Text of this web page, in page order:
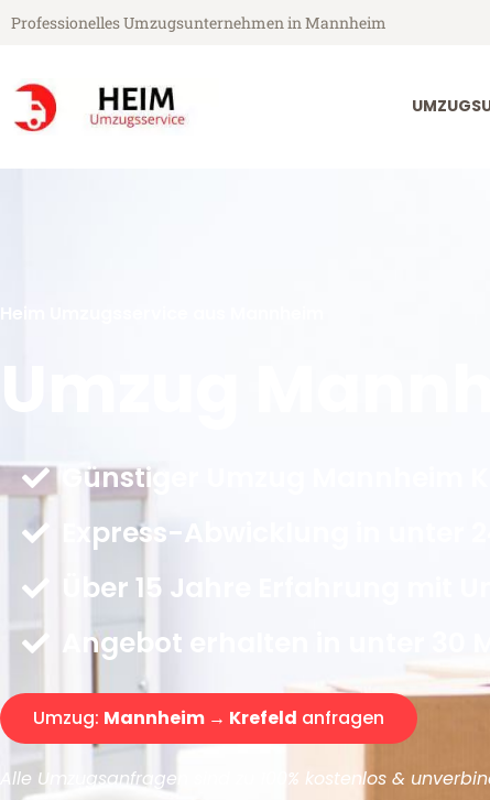
Professionelles Umzugsunternehmen in Mannheim
Umzug
Günstiger Umzug Mannheim
Express-Abwicklung in unter
Über 15 Jahre Erfahrung mit
Angebot erhalten in unter 30
Umzug: Mannheim → Krefeld anfragen
Alle Umzugsanfragen sind zu 100% kostenlos &